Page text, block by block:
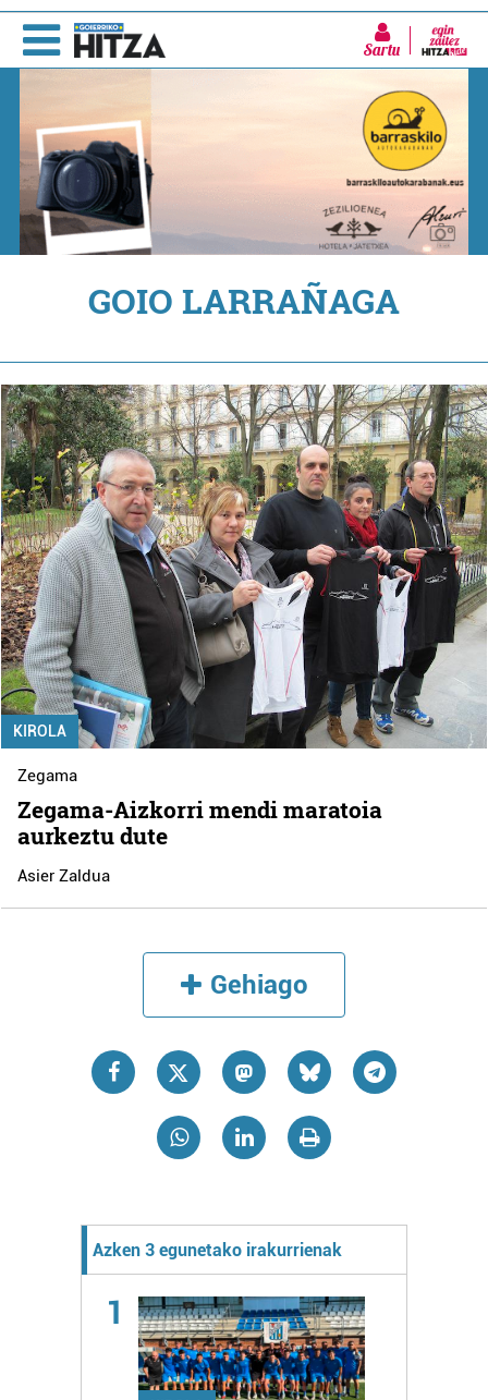
Sartu
GOIO LARRAÑAGA
KIROLA
Zegama
Zegama-Aizkorri mendi maratoia
aurkeztu dute
Asier Zaldua
Gehiago
Azken 3 egunetako irakurrienak
1